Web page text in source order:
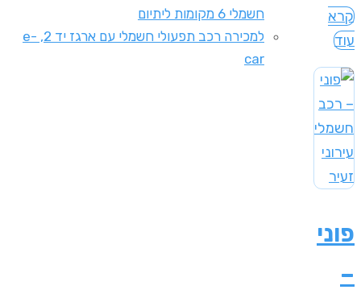
קרא
עוד
פוני
–
חשמלי 6 מקומות ליתיום
למכירה רכב תפעולי חשמלי עם ארגז יד 2, e-
car